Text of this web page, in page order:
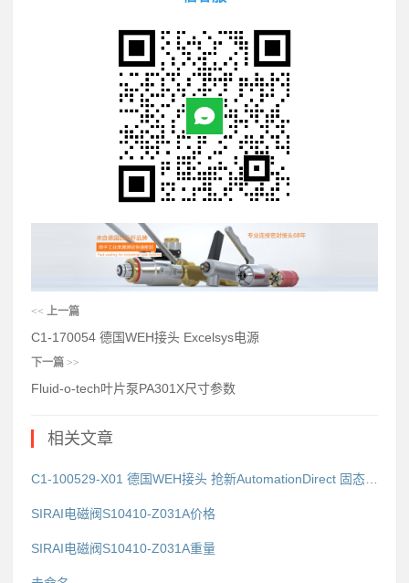
<< 上一篇
C1-170054 德国WEH接头 Excelsys电源
下一篇 >>
Fluid-o-tech叶片泵PA301X尺寸参数
相关文章
SIRAI电磁阀S10410-Z031A价格
SIRAI电磁阀S10410-Z031A重量